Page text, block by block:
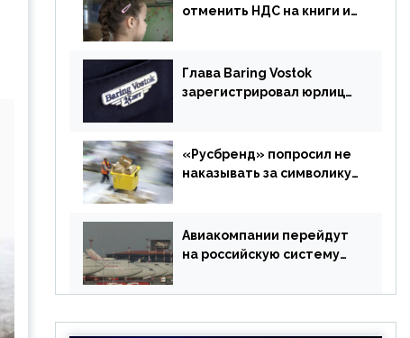
отменить НДС на книги и
Глава Baring Vostok
зарегистрировал юрлицо
«Русбренд» попросил не
наказывать за символику
Авиакомпании перейдут
на российскую систему